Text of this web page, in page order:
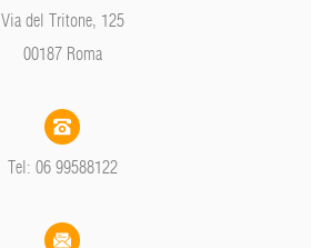
Via del Tritone, 125
00187 Roma
Tel: 06 99588122